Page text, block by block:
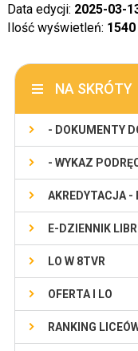
Data edycji: 2025-03-
Ilość wyświetleń: 1540
NA SKRÓTY
- DOKUMENTY
- WYKAZ
AKREDYTACJA -
E-DZIENNIK
LO W 8TVR
OFERTA I LO
RANKING